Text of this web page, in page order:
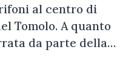
al centro di
Tomolo. A quanto
da parte della…